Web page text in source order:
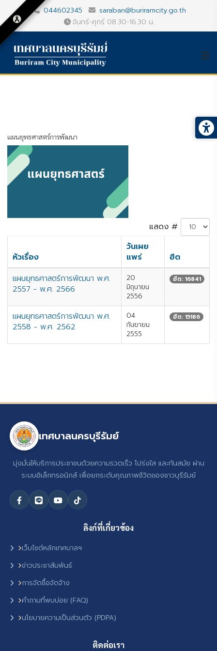
044602345
saraban@buriramcity.go.th
จันทร์-ศุกร์ 08.30-16.30 น.
แผนยุทธศาสตร์การพัฒนา
แสดง #
หัวเรื่อง
วันเผย
แพร่
ฮิต
แผนยุทธศาสตร์การพัฒนา พ.ศ.
2557 - พ.ศ. 2566
20
มิถุนายน
2556
ฮิต: 16841
แผนยุทธศาสตร์การพัฒนา พ.ศ.
2558 - พ.ศ. 2562
04
กันยายน
2555
ฮิต: 15186
เทศบาลนครบุรีรัมย์
มุ่งมั่นให้บริการประชาชนด้วยความรวดเร็ว โปร่งใส และทันสมัย ผ่าน
ระบบอิเล็กทรอนิกส์ เพื่อยกระดับคุณภาพชีวิตของชาวบุรีรัมย์
ลิงก์ที่เกี่ยวข้อง
เว็บไซต์หลักเทศบาลฯ
ข่าวประชาสัมพันธ์
การจัดซื้อจัดจ้าง
คำถามที่พบบ่อย (FAQ)
นโยบายความเป็นส่วนตัว (PDPA)
ติดต่อเรา